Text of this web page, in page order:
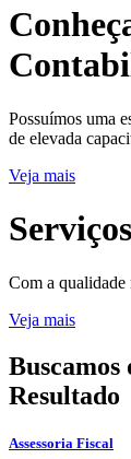
Possuímos uma
de elevada
Veja mais
Com a qualidade
Veja mais
Resultado
Assessoria Fiscal